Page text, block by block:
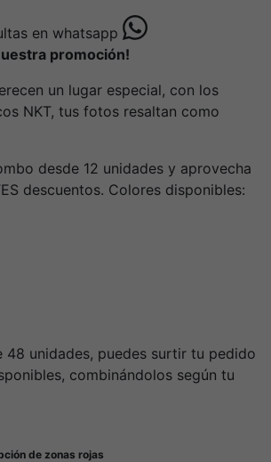
en whatsapp
promoción!
un lugar especial, con los
NKT, tus fotos resaltan como
desde 12 unidades y aprovecha
descuentos. Colores disponibles:
48 unidades, puedes surtir tu pedido
combinándolos según tu
de zonas rojas